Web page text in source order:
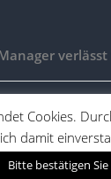
verlässt
Impressum|
kündigen
Cookies.
damit
Bitte bestätigen